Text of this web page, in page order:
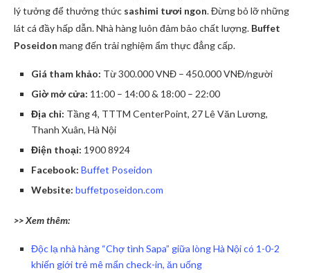
lý tưởng để thưởng thức sashimi tươi ngon. Đừng bỏ lỡ những
lát cá đầy hấp dẫn. Nhà hàng luôn đảm bảo chất lượng. Buffet
Poseidon mang đến trải nghiệm ẩm thực đẳng cấp.
Giá tham khảo: Từ 300.000 VNĐ – 450.000 VNĐ/người
Giờ mở cửa: 11:00 – 14:00 & 18:00 – 22:00
Địa chỉ: Tầng 4, TTTM CenterPoint, 27 Lê Văn Lương,
Thanh Xuân, Hà Nội
Điện thoại: 1900 8924
Facebook: Buffet Poseidon
Website: buffetposeidon.com
>> Xem thêm:
Độc lạ nhà hàng “Chợ tình Sapa” giữa lòng Hà Nội có 1-0-2
khiến giới trẻ mê mẩn check-in, ăn uống